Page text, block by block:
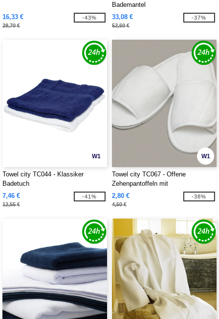
16,33 €
28,70 €
-43%
Bademantel
33,08 €
52,60 €
-37%
W1
Towel city TC044 - Klassiker
Badetuch
7,46 €
12,55 €
-41%
W1
Towel city TC067 - Offene
Zehenpantoffeln mit
Klettverschlussriemen
2,80 €
4,50 €
-38%